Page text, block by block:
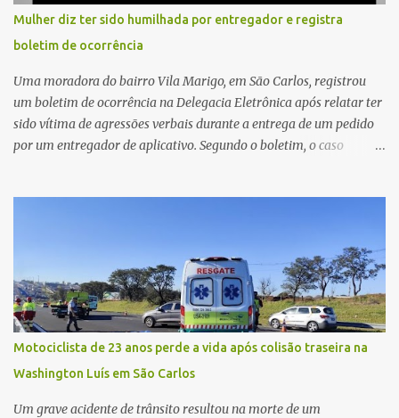
ocorrência e isolaram a área para o trabalho da perícia. Até a
última atualização, nenhum suspeito havia sido preso. A Polícia
Civil investigará a motivação da briga, a autoria dos disparos e as
circunstâncias do crime. A ocorrência segue em anda...
Mulher diz ter sido humilhada por entregador e registra
boletim de ocorrência
Uma moradora do bairro Vila Marigo, em São Carlos, registrou
um boletim de ocorrência na Delegacia Eletrônica após relatar ter
sido vítima de agressões verbais durante a entrega de um pedido
por um entregador de aplicativo. Segundo o boletim, o caso
proximidades. Ainda conforme o registro policial, a vítima relatou
que, ao receber a entrega, voltou a ser ofendida com palavras de
baixo calão e insultos. Ela informou à Polícia Civil que mora
sozinha e que se sentiu ameaçada, coagida e humilhada com a
situação. Fonte: São Carlos Agora
Motociclista de 23 anos perde a vida após colisão traseira na
Washington Luís em São Carlos
Um grave acidente de trânsito resultou na morte de um